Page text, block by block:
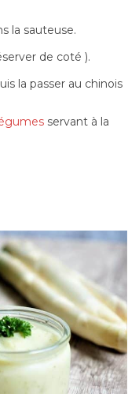
la sauteuse.
de coté ).
la passer au chinois
servant à la